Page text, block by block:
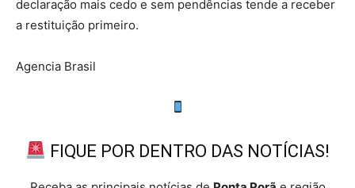
declaração mais cedo e sem pendências tende a receber
a restituição primeiro.
Agencia Brasil
FIQUE POR DENTRO DAS NOTÍCIAS!